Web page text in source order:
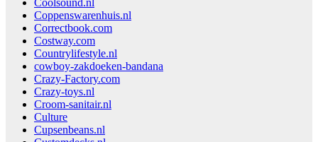
Coolsound.nl
Coppenswarenhuis.nl
Correctbook.com
Costway.com
Countrylifestyle.nl
cowboy-zakdoeken-bandana
Crazy-Factory.com
Crazy-toys.nl
Croom-sanitair.nl
Culture
Cupsenbeans.nl